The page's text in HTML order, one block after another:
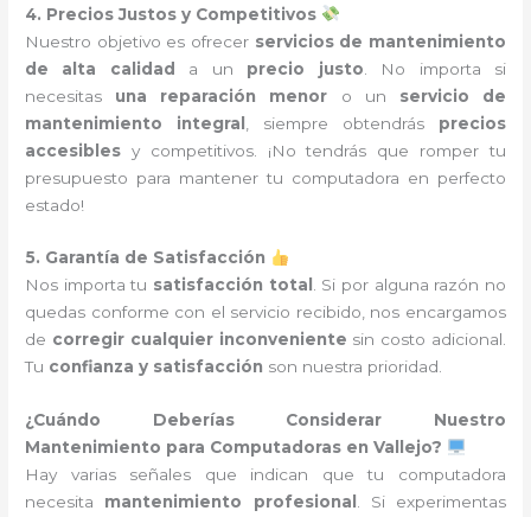
4. Precios Justos y Competitivos
Nuestro objetivo es ofrecer servicios de mantenimiento
de alta calidad a un precio justo . No importa si
necesitas una reparación menor o un servicio de
mantenimiento integral , siempre obtendrás precios
accesibles y competitivos. ¡No tendrás que romper tu
presupuesto para mantener tu computadora en perfecto
estado!
5. Garantía de Satisfacción
Nos importa tu satisfacción total . Si por alguna razón no
quedas conforme con el servicio recibido, nos encargamos
de corregir cualquier inconveniente sin costo adicional.
Tu confianza y satisfacción son nuestra prioridad.
¿Cuándo Deberías Considerar Nuestro
Mantenimiento para Computadoras en Vallejo?
Hay varias señales que indican que tu computadora
necesita mantenimiento profesional . Si experimentas